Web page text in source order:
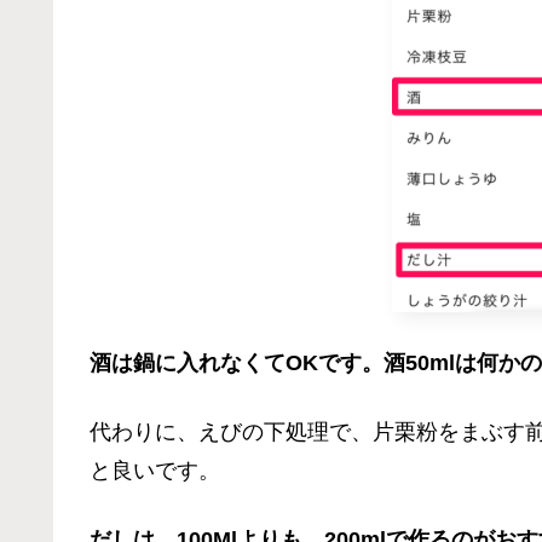
酒は鍋に入れなくてOKです。酒50mlは何か
代わりに、えびの下処理で、片栗粉をまぶす
と良いです。